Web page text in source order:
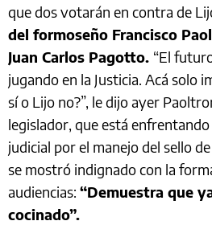
que dos votarán en contra de
del formoseño Francisco
Juan Carlos Pagotto. “El
jugando en la Justicia. Acá solo
sí o Lijo no?”, le dijo ayer
legislador, que está
judicial por el manejo del sello
se mostró indignado con la
audiencias: “Demuestra que
cocinado”.